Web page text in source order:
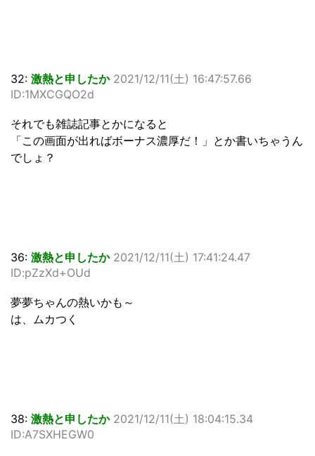
32: 激熱と申したか 2021/12/11(土) 16:47:57.66
ID:1MXCGQO2d
それでも雑誌記事とかになると
「この画面が出ればボーナス濃厚だ！」とか書いちゃうん
でしょ？
36: 激熱と申したか 2021/12/11(土) 17:41:24.47
ID:pZzXd+OUd
夢夢ちゃんの熱いかも～
は、ムカつく
38: 激熱と申したか 2021/12/11(土) 18:04:15.34
ID:A7SXHEGW0